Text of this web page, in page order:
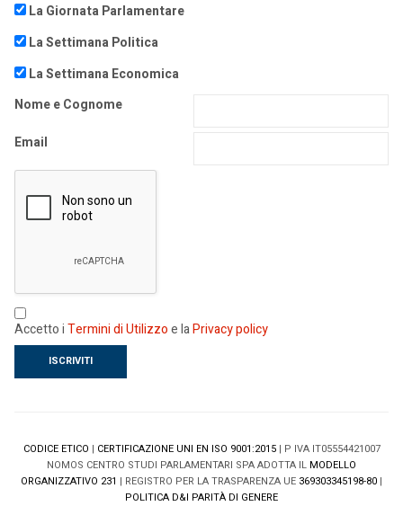
La Giornata Parlamentare
La Settimana Politica
La Settimana Economica
Nome e Cognome
Email
Accetto iTermini di Utilizzoe laPrivacy policy
CODICE ETICO | CERTIFICAZIONE UNI EN ISO 9001:2015| P IVA IT05554421007
NOMOS CENTRO STUDI PARLAMENTARI SPA ADOTTA IL MODELLO
ORGANIZZATIVO 231 | REGISTRO PER LA TRASPARENZA UE 369303345198-80 |
POLITICA D&I PARITÀ DI GENERE